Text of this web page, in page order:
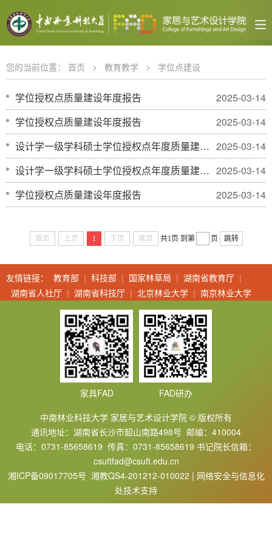
您的当前位置： 首页 > 教育教学 > 学位点建设
2025-03-14
学位授权点质量建设年度报告
2025-03-14
学位授权点质量建设年度报告
2025-03-14
设计学一级学科硕士学位授权点年度质量建设报告
2025-03-14
设计学一级学科硕士学位授权点年度质量建设报告
2025-03-14
学位授权点质量建设年度报告
首页 上页 1 下页 尾页 共1页 到第 页 跳转
友情链接： 教育部 | 科技部 | 国家林草局 | 湖南省教育厅 |
湖南省人社厅 | 湖南省科技厅 | 北京林业大学 | 南京林业大学
家具FAD
FAD研办
中南林业科技大学 家居与艺术设计学院 © 版权所有
通讯地址：湖南省长沙市韶山南路498号 邮编：410004
电话：0731-85658619 传真：0731-85658619 书记院长信箱：
csuftfad@csuft.edu.cn
湘ICP备09017705号 湘教QS4-201212-010022 | 网络安全与信息化
处技术支持